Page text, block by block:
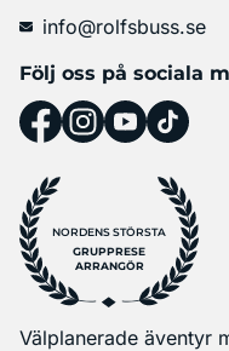
info@rolfsbuss.se
Följ oss på sociala
NORDENS STÖRSTA
GRUPPRESE
ARRANGÖR
Välplanerade äventyr